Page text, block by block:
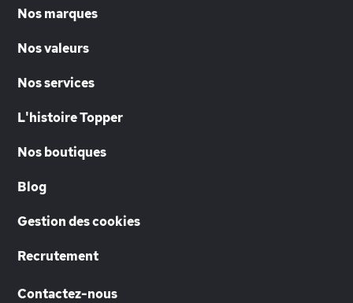
Nos marques
Nos valeurs
Nos services
L'histoire Topper
Nos boutiques
Blog
Gestion des cookies
Recrutement
Contactez-nous